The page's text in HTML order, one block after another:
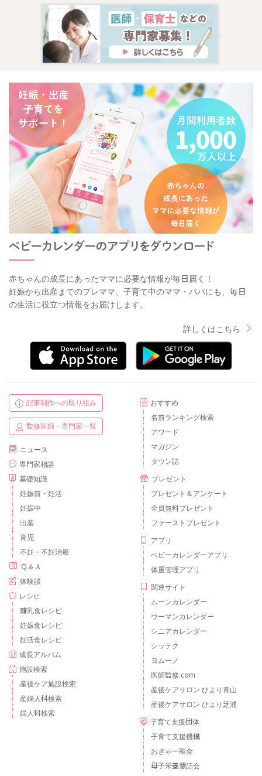
赤ちゃんの成長にあったママに必要な情報が毎日届く！
妊娠から出産までのプレママ、子育て中のママ・パパにも、毎日
の生活に役立つ情報をお届けします。
詳しくはこちら
記事制作への取り組み
監修医師・専門家一覧
ニュース
専門家相談
基礎知識
妊娠前・妊活
妊娠中
出産
育児
不妊・不妊治療
Ｑ＆Ａ
体験談
レシピ
離乳食レシピ
妊娠食レシピ
妊活食レシピ
成長アルバム
施設検索
産後ケア施設検索
産婦人科検索
婦人科検索
おすすめ
名前ランキング検索
アワード
マガジン
タウン誌
プレゼント
プレゼント＆アンケート
全員無料プレゼント
ファーストプレゼント
アプリ
ベビーカレンダーアプリ
体重管理アプリ
関連サイト
ムーンカレンダー
ウーマンカレンダー
シニアカレンダー
シッテク
ヨムーノ
医師監修.com
産後ケアサロン ひより青山
産後ケアサロン ひより芝浦
子育て支援団体
子育て支援機構
おぎゃー献金
母子栄養懇話会